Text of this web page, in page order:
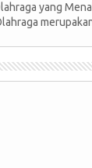
yang